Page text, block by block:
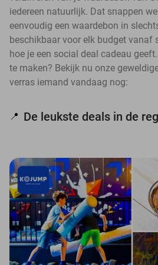
iedereen natuurlijk. Dat snappen
eenvoudig een waardebon in
beschikbaar voor elk budget vanaf
hoe je een social deal cadeau
te maken? Bekijk nu onze
verras iemand vandaag nog:
📍 De leukste deals in de